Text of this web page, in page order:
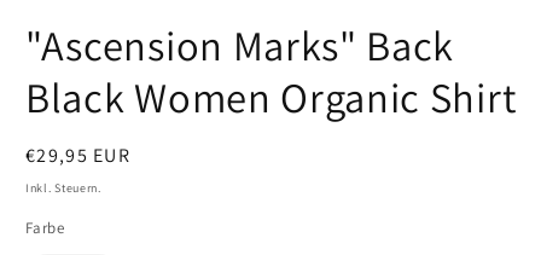
"Ascension Marks" Back
Black Women Organic Shirt
Normaler
Preis
€29,95 EUR
Inkl. Steuern.
Farbe